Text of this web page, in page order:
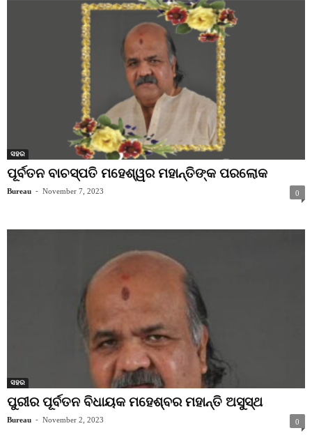
ସହର
ପୂର୍ବତନ ବାଚସ୍ପତି ମହେଶ୍ୱର ମହାନ୍ତିଙ୍କ ପରଲୋକ
Bureau - November 7, 2023 0
ସହର
ପୁରୀର ପୂର୍ବତନ ବିଧାୟକ ମହେଶ୍ବର ମହାନ୍ତି ଅସୁସ୍ଥ
Bureau - November 2, 2023 0